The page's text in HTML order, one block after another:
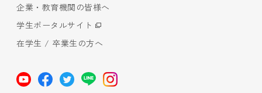
企業・教育機関の皆様へ
学生ポータルサイト
在学生 / 卒業生の方へ